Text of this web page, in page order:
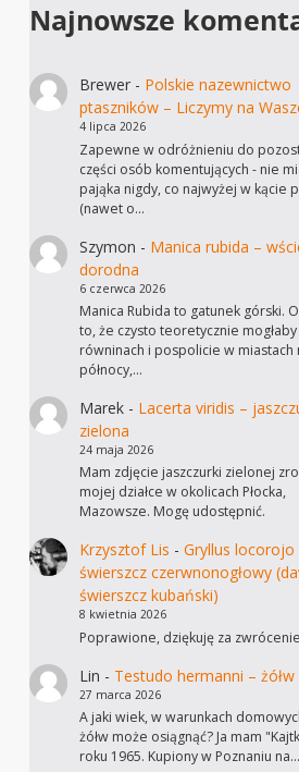
Najnowsze
Brewer- Polskie nazewnictwo
ptaszników – Liczymy na
4 lipca 2026
Zapewne w odróżnieniu do
części osób komentujących - nie
pająka nigdy, co najwyżej w kącie
(nawet o…
Szymon - Manica rubida –
dorodna
6 czerwca 2026
Manica Rubida to gatunek górski.
to, że czysto teoretycznie mogłaby
równinach i pospolicie w miastach
północy,…
Marek- Lacerta viridis –
zielona
24 maja 2026
Mam zdjęcie jaszczurki zielonej
mojej działce w okolicach Płocka,
Mazowsze. Mogę udostępnić.
Krzysztof Lis - Gryllus locorojo
świerszcz czerwnonogłowy
świerszcz kubański)
8 kwietnia 2026
Poprawione, dziękuję za
Lin - Testudo hermanni – żółw
27 marca 2026
A jaki wiek, w warunkach
żółw może osiągnąć? Ja mam
roku 1965. Kupiony w Poznaniu na…